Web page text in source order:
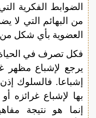
الضوابط الفكرية
من البهائم التي لا
العضوية بأي شكل
فكل تصرف في الحياة
يرجع لإشباع مظهر
إشباعا. فالسلوك
بها لإشباع غرائزه
إنما هو نتيجة